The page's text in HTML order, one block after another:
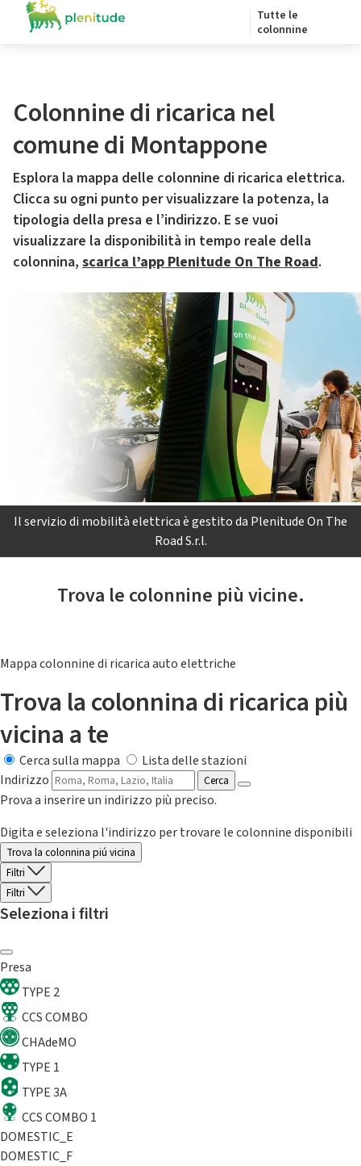
Tutte le
colonnine
Colonnine di ricarica nel
comune di Montappone
Esplora la mappa delle colonnine di ricarica elettrica.
Clicca su ogni punto per visualizzare la potenza, la
tipologia della presa e l’indirizzo. E se vuoi
visualizzare la disponibilità in tempo reale della
colonnina, scarica l’app Plenitude On The Road.
Il servizio di mobilità elettrica è gestito da Plenitude On The
Road S.r.l.
Trova le colonnine più vicine.
Mappa colonnine di ricarica auto elettriche
Trova la colonnina di ricarica più
vicina a te
Cerca sulla mappa
Lista delle stazioni
Indirizzo
Cerca
Prova a inserire un indirizzo più preciso.
Digita e seleziona l'indirizzo per trovare le colonnine disponibili
Trova la colonnina piú vicina
Filtri
Filtri
Seleziona i filtri
Presa
TYPE 2
CCS COMBO
CHAdeMO
TYPE 1
TYPE 3A
CCS COMBO 1
DOMESTIC_E
DOMESTIC_F